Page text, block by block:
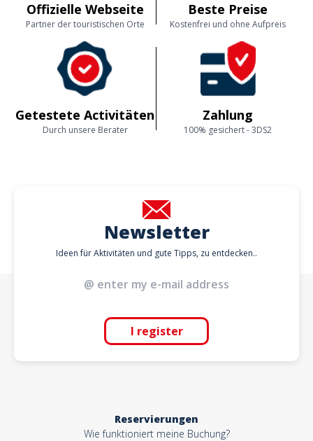
Offizielle Webseite
Partner der touristischen Orte
Beste Preise
Kostenfrei und ohne Aufpreis
Getestete Activitäten
Durch unsere Berater
Zahlung
100% gesichert - 3DS2
Newsletter
Ideen für Aktivitäten und gute Tipps, zu entdecken..
I register
Reservierungen
Wie funktioniert meine Buchung?